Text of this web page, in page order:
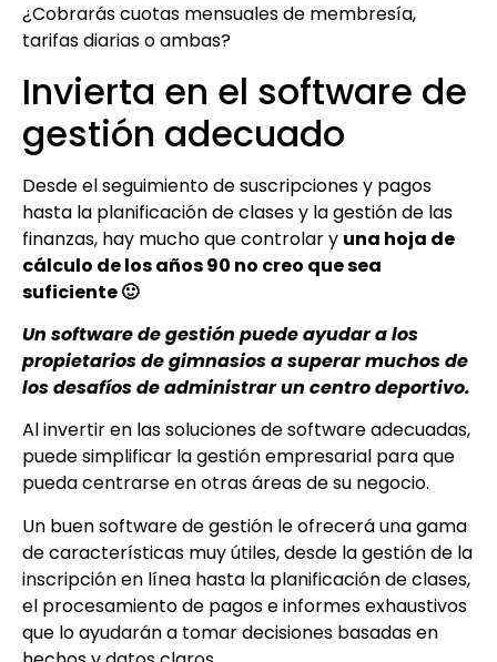
¿Cobrarás cuotas mensuales de membresía,
tarifas diarias o ambas?
Invierta en el software de
gestión adecuado
Desde el seguimiento de suscripciones y pagos
hasta la planificación de clases y la gestión de las
finanzas, hay mucho que controlar y una hoja de
cálculo de los años 90 no creo que sea
suficiente 🙂
Un software de gestión puede ayudar a los
propietarios de gimnasios a superar muchos de
los desafíos de administrar un centro deportivo.
Al invertir en las soluciones de software adecuadas,
puede simplificar la gestión empresarial para que
pueda centrarse en otras áreas de su negocio.
Un buen software de gestión le ofrecerá una gama
de características muy útiles, desde la gestión de la
inscripción en línea hasta la planificación de clases,
el procesamiento de pagos e informes exhaustivos
que lo ayudarán a tomar decisiones basadas en